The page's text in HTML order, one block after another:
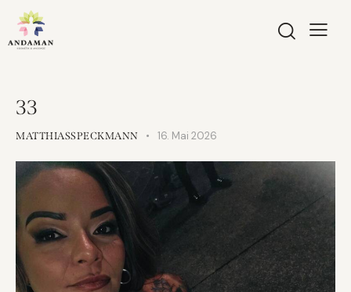
33
MATTHIASSPECKMANN 16. Mai 2026